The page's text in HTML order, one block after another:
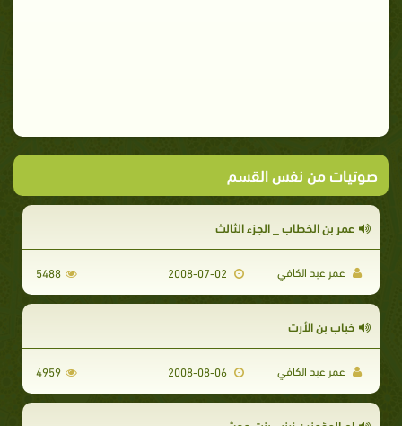
صوتيات من نفس القسم
عمر بن الخطاب _ الجزء الثالث
عمر عبد الكافي 5488
خباب بن الأرت
عمر عبد الكافي 4959